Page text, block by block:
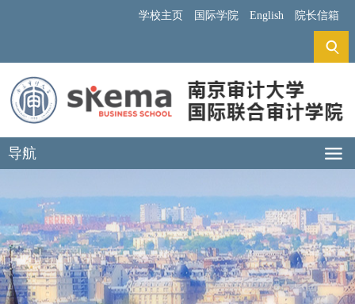
学校主页 国际学院 English 院长信箱
导航